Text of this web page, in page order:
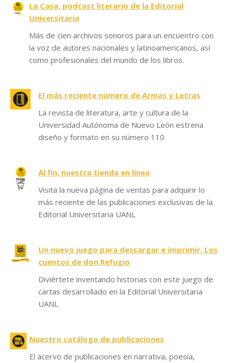
La Casa, podcast literario de la Editorial
Universitaria
Más de cien archivos sonoros para un encuentro con
la voz de autores nacionales y latinoamericanos, así
como profesionales del mundo de los libros.
El más reciente número de Armas y Letras
La revista de literatura, arte y cultura de la
Universidad Autónoma de Nuevo León estrena
diseño y formato en su número 110
Al fin, nuestra tienda en línea
Visita la nueva página de ventas para adquirir lo
más reciente de las publicaciones exclusivas de la
Editorial Universitaria UANL
Un nuevo juego para descargar e imprimir, Los
cuentos de don Refugio
Diviértete inventando historias con este juego de
cartas desarrollado en la Editorial Universitaria
UANL
Nuestro catálogo de publicaciones
El acervo de publicaciones en narrativa, poesía,